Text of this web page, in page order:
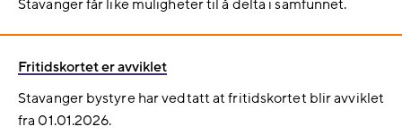
Stavanger får like muligheter til å delta i samfunnet.
Fritidskortet er avviklet
Stavanger bystyre har vedtatt at fritidskortet blir avviklet
fra 01.01.2026.